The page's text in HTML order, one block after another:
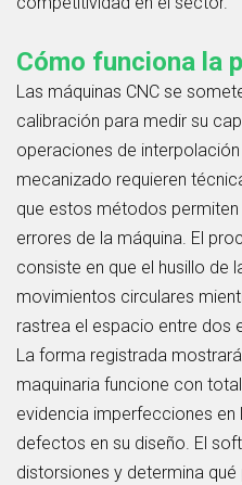
Cómo funciona la
Las máquinas CNC se
calibración para medir su
operaciones de
mecanizado requieren
que estos métodos
errores de la máquina. El
consiste en que el husillo de
movimientos circulares
rastrea el espacio entre dos
La forma registrada
maquinaria funcione con
evidencia imperfecciones en
defectos en su diseño. El
distorsiones y determina